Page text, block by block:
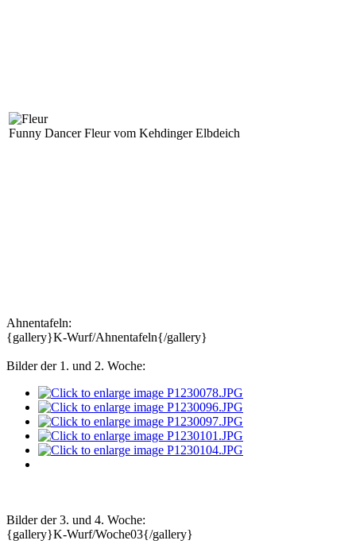
Funny Dancer Fleur vom Kehdinger Elbdeich
Ahnentafeln:
{gallery}K-Wurf/Ahnentafeln{/gallery}
Bilder der 1. und 2. Woche:
Bilder der 3. und 4. Woche:
{gallery}K-Wurf/Woche03{/gallery}